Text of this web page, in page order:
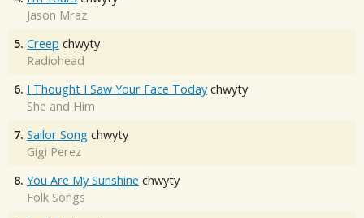
Jason Mraz
5. Creep chwyty
Radiohead
6. I Thought I Saw Your Face Today chwyty
She and Him
7. Sailor Song chwyty
Gigi Perez
8. You Are My Sunshine chwyty
Folk Songs